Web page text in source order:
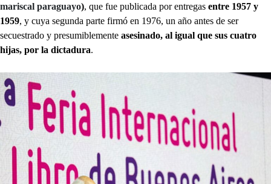
mariscal paraguayo), que fue publicada por entregas entre 1957 y
1959, y cuya segunda parte firmó en 1976, un año antes de ser
secuestrado y presumiblemente asesinado, al igual que sus cuatro
hijas, por la dictadura.